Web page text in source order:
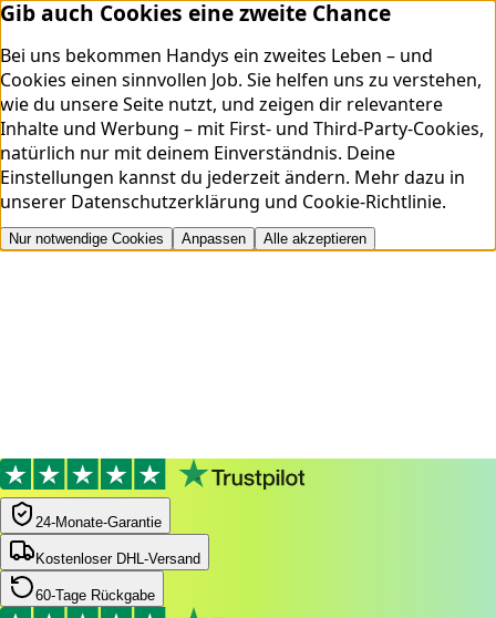
Gib auch Cookies eine zweite Chance
Bei uns bekommen Handys ein zweites Leben – und
Cookies einen sinnvollen Job. Sie helfen uns zu verstehen,
wie du unsere Seite nutzt, und zeigen dir relevantere
Inhalte und Werbung – mit First- und Third-Party-Cookies,
natürlich nur mit deinem Einverständnis. Deine
Einstellungen kannst du jederzeit ändern. Mehr dazu in
unserer Datenschutzerklärung und Cookie-Richtlinie.
Nur notwendige Cookies Anpassen Alle akzeptieren
24‑Monate‑Garantie
Kostenloser DHL-Versand
60-Tage Rückgabe